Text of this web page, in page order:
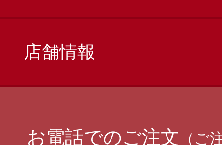
店舗情報
お電話でのご注文 （ご